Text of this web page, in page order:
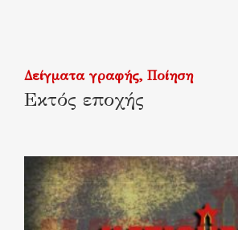
Δείγματα γραφής Ποίηση
Εκτός εποχής